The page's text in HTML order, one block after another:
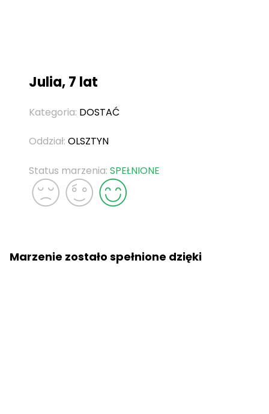
Julia, 7 lat
Kategoria: DOSTAĆ
Oddział: OLSZTYN
Status marzenia: SPEŁNIONE
Marzenie zostało spełnione dzięki